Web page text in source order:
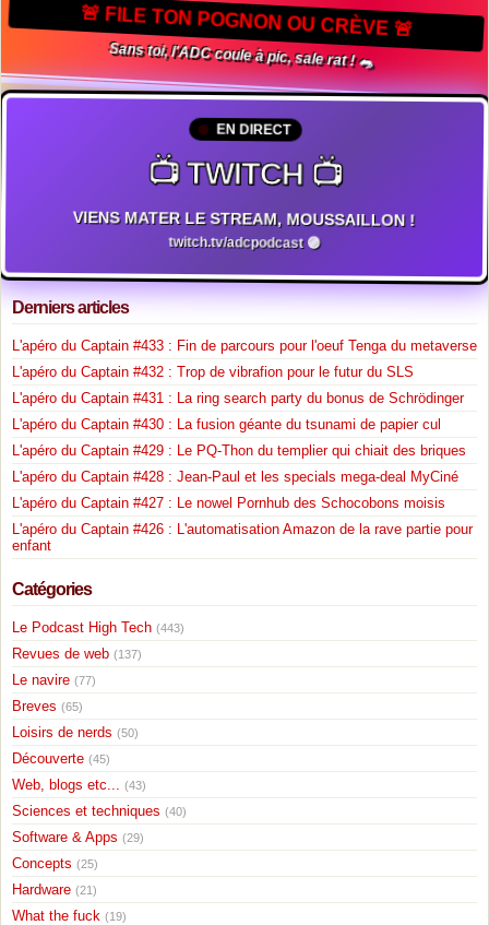
🚨 FILE TON POGNON OU CRÈVE 🚨
Sans toi, l'ADC coule à pic, sale rat ! 🐀
EN DIRECT
📺 TWITCH 📺
VIENS MATER LE STREAM, MOUSSAILLON !
twitch.tv/adcpodcast 🟣
Derniers articles
L'apéro du Captain #433 : Fin de parcours pour l'oeuf Tenga du metaverse
L'apéro du Captain #432 : Trop de vibrafion pour le futur du SLS
L'apéro du Captain #431 : La ring search party du bonus de Schrödinger
L'apéro du Captain #430 : La fusion géante du tsunami de papier cul
L'apéro du Captain #429 : Le PQ-Thon du templier qui chiait des briques
L'apéro du Captain #428 : Jean-Paul et les specials mega-deal MyCiné
L'apéro du Captain #427 : Le nowel Pornhub des Schocobons moisis
L'apéro du Captain #426 : L'automatisation Amazon de la rave partie pour
enfant
Catégories
Le Podcast High Tech (443)
Revues de web (137)
Le navire (77)
Breves (65)
Loisirs de nerds (50)
Découverte (45)
Web, blogs etc... (43)
Sciences et techniques (40)
Software & Apps (29)
Concepts (25)
Hardware (21)
What the fuck (19)